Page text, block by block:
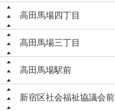
高田馬場四丁目
高田馬場三丁目
高田馬場駅前
新宿区社会福祉協議会前